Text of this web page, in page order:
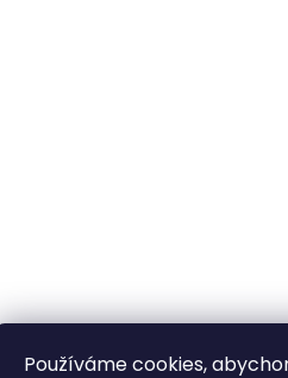
Používáme cookies,